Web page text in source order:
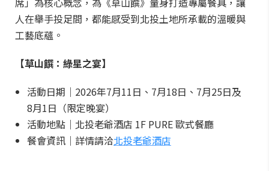
人在舉手投足間，都能感受到北投土地所承載的溫暖與
工藝底蘊。
【草山饌：綠星之宴】
活動日期｜2026年7月11日、7月18日、7月25日及
8月1日（限定晚宴）
活動地點｜北投老爺酒店 1F PURE 歐式餐廳
餐會資訊｜詳情請洽北投老爺酒店